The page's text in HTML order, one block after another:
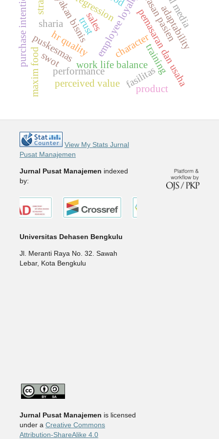
character
trustemployee loyalty
work life balancepemasaran dan usaha
regression
performance
hr quality training
puskesmas
fasilitas
perceived value
adaptability
swot
purchase intention m
a
product
maxim food
sharia sales
View My Stats Jurnal
Pusat Manajemen
Jurnal Pusat Manajemen indexed
by:
Universitas Dehasen Bengkulu
Jl. Meranti Raya No. 32. Sawah
Lebar, Kota Bengkulu
Jurnal Pusat Manajemen is licensed
under a Creative Commons
Attribution-ShareAlike 4.0